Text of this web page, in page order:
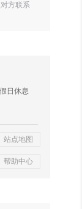
方联系
日休息
站点地图
帮助中心